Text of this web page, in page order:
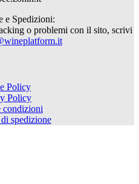
e Spedizioni:
o problemi con il sito, scrivi
Policy
Policy
condizioni
spedizione